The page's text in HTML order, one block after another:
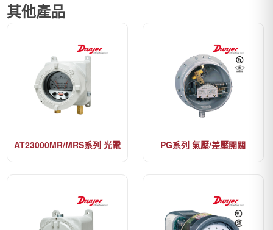
其他產品
AT23000MR/MRS系列 光電
PG系列 氣壓/差壓開關